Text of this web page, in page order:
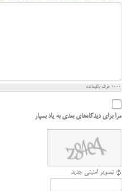
1000 حرف باقیمانده
مرا برای دیدگاه‌های بعدی به یاد بسپار
تصویر امنیتی جدید